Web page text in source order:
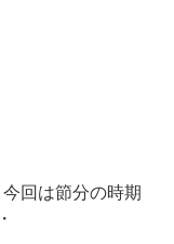
回は節分の時期